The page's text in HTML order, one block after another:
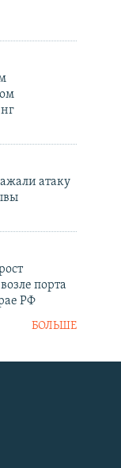
атаку
порта
РФ
БОЛЬШЕ